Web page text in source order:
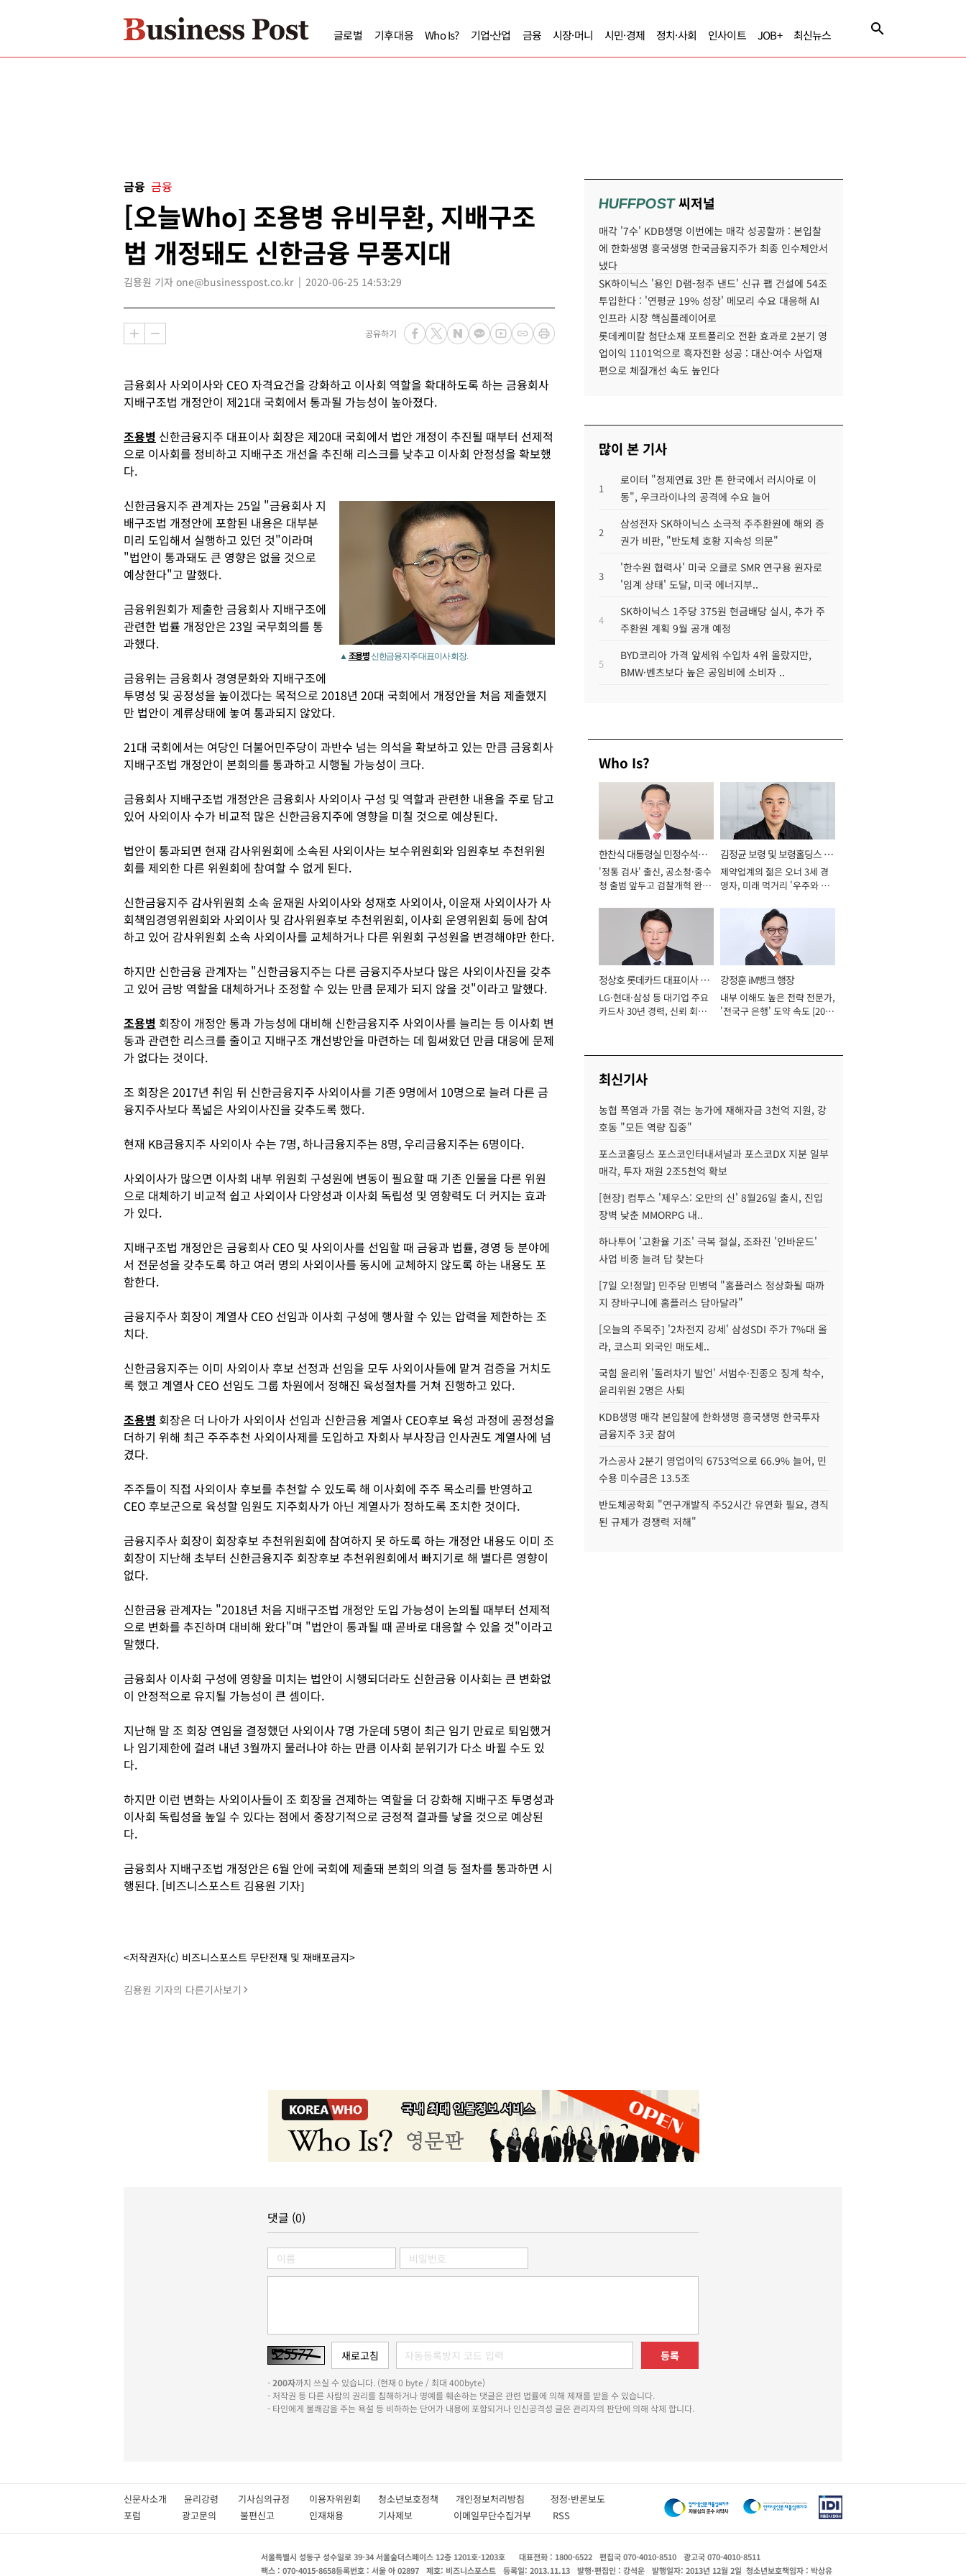
글로벌 기후대응 Who Is? 기업·산업 금융 시장·머니 시민·경제 정치·사회 인사이트 JOB+ 최신뉴스
금융 금융
[오늘Who] 조용병 유비무환, 지배구조
법 개정돼도 신한금융 무풍지대
김용원 기자 one@businesspost.co.kr 2020-06-25 14:53:29
공유하기
금융회사 사외이사와 CEO 자격요건을 강화하고 이사회 역할을 확대하도록 하는 금융회사
지배구조법 개정안이 제21대 국회에서 통과될 가능성이 높아졌다.
조용병 신한금융지주 대표이사 회장은 제20대 국회에서 법안 개정이 추진될 때부터 선제적
으로 이사회를 정비하고 지배구조 개선을 추진해 리스크를 낮추고 이사회 안정성을 확보했
다.
▲ 조용병신한금융지주 대표이사 회장.
신한금융지주 관계자는 25일 "금융회사 지
배구조법 개정안에 포함된 내용은 대부분
미리 도입해서 실행하고 있던 것"이라며
"법안이 통과돼도 큰 영향은 없을 것으로
예상한다"고 말했다.
금융위원회가 제출한 금융회사 지배구조에
관련한 법률 개정안은 23일 국무회의를 통
과했다.
금융위는 금융회사 경영문화와 지배구조에
투명성 및 공정성을 높이겠다는 목적으로 2018년 20대 국회에서 개정안을 처음 제출했지
만 법안이 계류상태에 놓여 통과되지 않았다.
21대 국회에서는 여당인 더불어민주당이 과반수 넘는 의석을 확보하고 있는 만큼 금융회사
지배구조법 개정안이 본회의를 통과하고 시행될 가능성이 크다.
금융회사 지배구조법 개정안은 금융회사 사외이사 구성 및 역할과 관련한 내용을 주로 담고
있어 사외이사 수가 비교적 많은 신한금융지주에 영향을 미칠 것으로 예상된다.
법안이 통과되면 현재 감사위원회에 소속된 사외이사는 보수위원회와 임원후보 추천위원
회를 제외한 다른 위원회에 참여할 수 없게 된다.
신한금융지주 감사위원회 소속 윤재원 사외이사와 성재호 사외이사, 이윤재 사외이사가 사
회책임경영위원회와 사외이사 및 감사위원후보 추천위원회, 이사회 운영위원회 등에 참여
하고 있어 감사위원회 소속 사외이사를 교체하거나 다른 위원회 구성원을 변경해야만 한다.
하지만 신한금융 관계자는 "신한금융지주는 다른 금융지주사보다 많은 사외이사진을 갖추
고 있어 금방 역할을 대체하거나 조정할 수 있는 만큼 문제가 되지 않을 것"이라고 말했다.
조용병 회장이 개정안 통과 가능성에 대비해 신한금융지주 사외이사를 늘리는 등 이사회 변
동과 관련한 리스크를 줄이고 지배구조 개선방안을 마련하는 데 힘써왔던 만큼 대응에 문제
가 없다는 것이다.
조 회장은 2017년 취임 뒤 신한금융지주 사외이사를 기존 9명에서 10명으로 늘려 다른 금
융지주사보다 폭넓은 사외이사진을 갖추도록 했다.
현재 KB금융지주 사외이사 수는 7명, 하나금융지주는 8명, 우리금융지주는 6명이다.
사외이사가 많으면 이사회 내부 위원회 구성원에 변동이 필요할 때 기존 인물을 다른 위원
으로 대체하기 비교적 쉽고 사외이사 다양성과 이사회 독립성 및 영향력도 더 커지는 효과
가 있다.
지배구조법 개정안은 금융회사 CEO 및 사외이사를 선임할 때 금융과 법률, 경영 등 분야에
서 전문성을 갖추도록 하고 여러 명의 사외이사를 동시에 교체하지 않도록 하는 내용도 포
함한다.
금융지주사 회장이 계열사 CEO 선임과 이사회 구성에 행사할 수 있는 압력을 제한하는 조
치다.
신한금융지주는 이미 사외이사 후보 선정과 선임을 모두 사외이사들에 맡겨 검증을 거치도
록 했고 계열사 CEO 선임도 그룹 차원에서 정해진 육성절차를 거쳐 진행하고 있다.
조용병 회장은 더 나아가 사외이사 선임과 신한금융 계열사 CEO후보 육성 과정에 공정성을
더하기 위해 최근 주주추천 사외이사제를 도입하고 자회사 부사장급 인사권도 계열사에 넘
겼다.
주주들이 직접 사외이사 후보를 추천할 수 있도록 해 이사회에 주주 목소리를 반영하고
CEO 후보군으로 육성할 임원도 지주회사가 아닌 계열사가 정하도록 조치한 것이다.
금융지주사 회장이 회장후보 추천위원회에 참여하지 못 하도록 하는 개정안 내용도 이미 조
회장이 지난해 초부터 신한금융지주 회장후보 추천위원회에서 빠지기로 해 별다른 영향이
없다.
신한금융 관계자는 "2018년 처음 지배구조법 개정안 도입 가능성이 논의될 때부터 선제적
으로 변화를 추진하며 대비해 왔다"며 "법안이 통과될 때 곧바로 대응할 수 있을 것"이라고
말했다.
금융회사 이사회 구성에 영향을 미치는 법안이 시행되더라도 신한금융 이사회는 큰 변화없
이 안정적으로 유지될 가능성이 큰 셈이다.
지난해 말 조 회장 연임을 결정했던 사외이사 7명 가운데 5명이 최근 임기 만료로 퇴임했거
나 임기제한에 걸려 내년 3월까지 물러나야 하는 만큼 이사회 분위기가 다소 바뀔 수도 있
다.
하지만 이런 변화는 사외이사들이 조 회장을 견제하는 역할을 더 강화해 지배구조 투명성과
이사회 독립성을 높일 수 있다는 점에서 중장기적으로 긍정적 결과를 낳을 것으로 예상된
다.
금융회사 지배구조법 개정안은 6월 안에 국회에 제출돼 본회의 의결 등 절차를 통과하면 시
행된다. [비즈니스포스트 김용원 기자]
<저작권자(c) 비즈니스포스트 무단전재 및 재배포금지>
김용원 기자의 다른기사보기
HUFFPOST씨저널
매각 '7수' KDB생명 이번에는 매각 성공할까 : 본입찰
에 한화생명 흥국생명 한국금융지주가 최종 인수제안서
냈다
SK하이닉스 '용인 D램-청주 낸드' 신규 팹 건설에 54조
투입한다 : '연평균 19% 성장' 메모리 수요 대응해 AI
인프라 시장 핵심플레이어로
롯데케미칼 첨단소재 포트폴리오 전환 효과로 2분기 영
업이익 1101억으로 흑자전환 성공 : 대산·여수 사업재
편으로 체질개선 속도 높인다
많이 본 기사
1
로이터 "정제연료 3만 톤 한국에서 러시아로 이
동", 우크라이나의 공격에 수요 늘어
2
삼성전자 SK하이닉스 소극적 주주환원에 해외 증
권가 비판, "반도체 호황 지속성 의문"
3
'한수원 협력사' 미국 오클로 SMR 연구용 원자로
'임계 상태' 도달, 미국 에너지부..
4
SK하이닉스 1주당 375원 현금배당 실시, 추가 주
주환원 계획 9월 공개 예정
5
BYD코리아 가격 앞세워 수입차 4위 올랐지만,
BMW·벤츠보다 높은 공임비에 소비자 ..
Who Is?
한찬식 대통령실 민정수석비
서관
'정통 검사' 출신, 공소청·중수
청 출범 앞두고 검찰개혁 완수
김정균 보령 및 보령홀딩스 대
표이사 사장
제약업계의 젊은 오너 3세 경
영자, 미래 먹거리 '우주와 헬
정상호 롯데카드 대표이사 사
장
LG·현대·삼성 등 대기업 주요
카드사 30년 경력, 신뢰 회복
강정훈 iM뱅크 행장
내부 이해도 높은 전략 전문가,
'전국구 은행' 도약 속도 [2026
최신기사
농협 폭염과 가뭄 겪는 농가에 재해자금 3천억 지원, 강
호동 "모든 역량 집중"
포스코홀딩스 포스코인터내셔널과 포스코DX 지분 일부
매각, 투자 재원 2조5천억 확보
[현장] 컴투스 '제우스: 오만의 신' 8월26일 출시, 진입
장벽 낮춘 MMORPG 내..
하나투어 '고환율 기조' 극복 절실, 조좌진 '인바운드'
사업 비중 늘려 답 찾는다
[7일 오!정말] 민주당 민병덕 "홈플러스 정상화될 때까
지 장바구니에 홈플러스 담아달라"
[오늘의 주목주] '2차전지 강세' 삼성SDI 주가 7%대 올
라, 코스피 외국인 매도세..
국힘 윤리위 '돌려차기 발언' 서범수·진종오 징계 착수,
윤리위원 2명은 사퇴
KDB생명 매각 본입찰에 한화생명 흥국생명 한국투자
금융지주 3곳 참여
가스공사 2분기 영업이익 6753억으로 66.9% 늘어, 민
수용 미수금은 13.5조
반도체공학회 "연구개발직 주52시간 유연화 필요, 경직
된 규제가 경쟁력 저해"
댓글 (0)
등록
-200자까지 쓰실 수 있습니다. (현재 0 byte / 최대 400byte)
- 저작권 등 다른 사람의 권리를 침해하거나 명예를 훼손하는 댓글은 관련 법률에 의해 제재를 받을 수 있습니다.
- 타인에게 불쾌감을 주는 욕설 등 비하하는 단어가 내용에 포함되거나 인신공격성 글은 관리자의 판단에 의해 삭제 합니다.
신문사소개 윤리강령 기사심의규정 이용자위원회 청소년보호정책 개인정보처리방침 정정·반론보도
포럼
광고문의 불편신고 인재채용 기사제보 이메일무단수집거부 RSS
서울특별시 성동구 성수일로 39-34 서울숲더스페이스 12층 1201호-1203호 대표전화 : 1800-6522 편집국 070-4010-8510
광고국 070-4010-8511
팩스 : 070-4015-8658등록번호 : 서울 아 02897 제호: 비즈니스포스트 등록일: 2013.11.13 발행·편집인 : 강석운 발행일자: 2013년 12월 2일 청소년보호책임자 : 박상유